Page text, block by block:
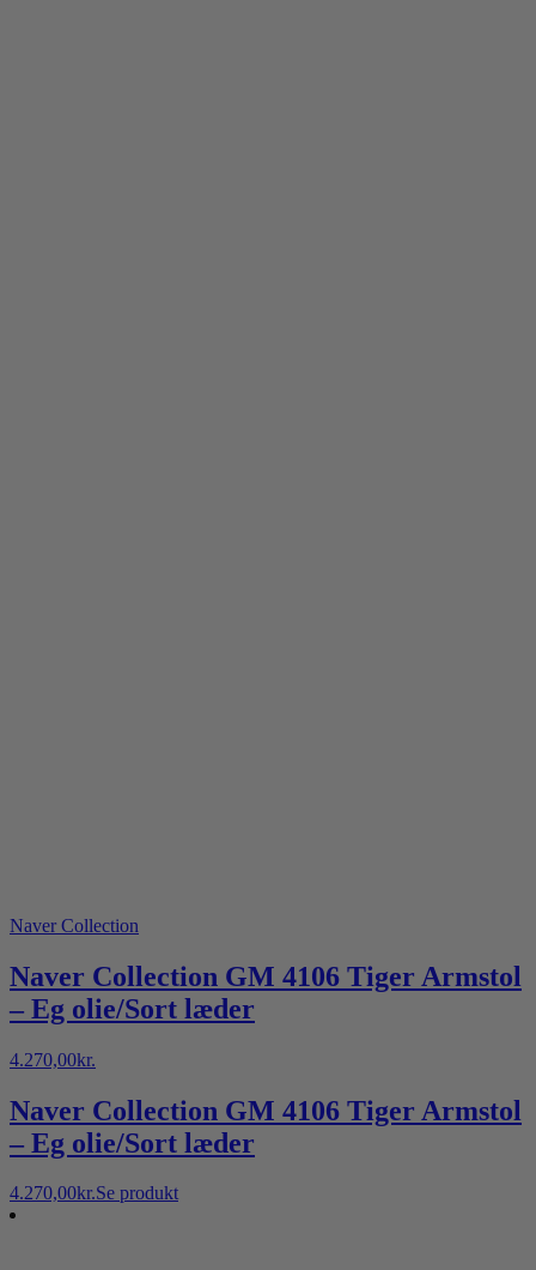
Naver Collection
Naver Collection GM 4106 Tiger Armstol
– Eg olie/Sort læder
4.270,00kr.
Naver Collection GM 4106 Tiger Armstol
– Eg olie/Sort læder
4.270,00kr.Se produkt